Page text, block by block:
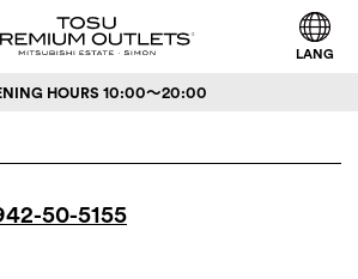
LANG
HOURS 10:00～20:00
50-5155